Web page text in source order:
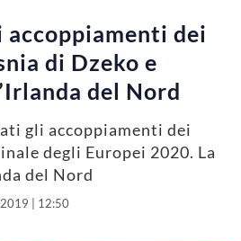
accoppiamenti dei
di Dzeko e
del Nord
gli accoppiamenti dei
degli Europei 2020. La
del Nord
| 12:50